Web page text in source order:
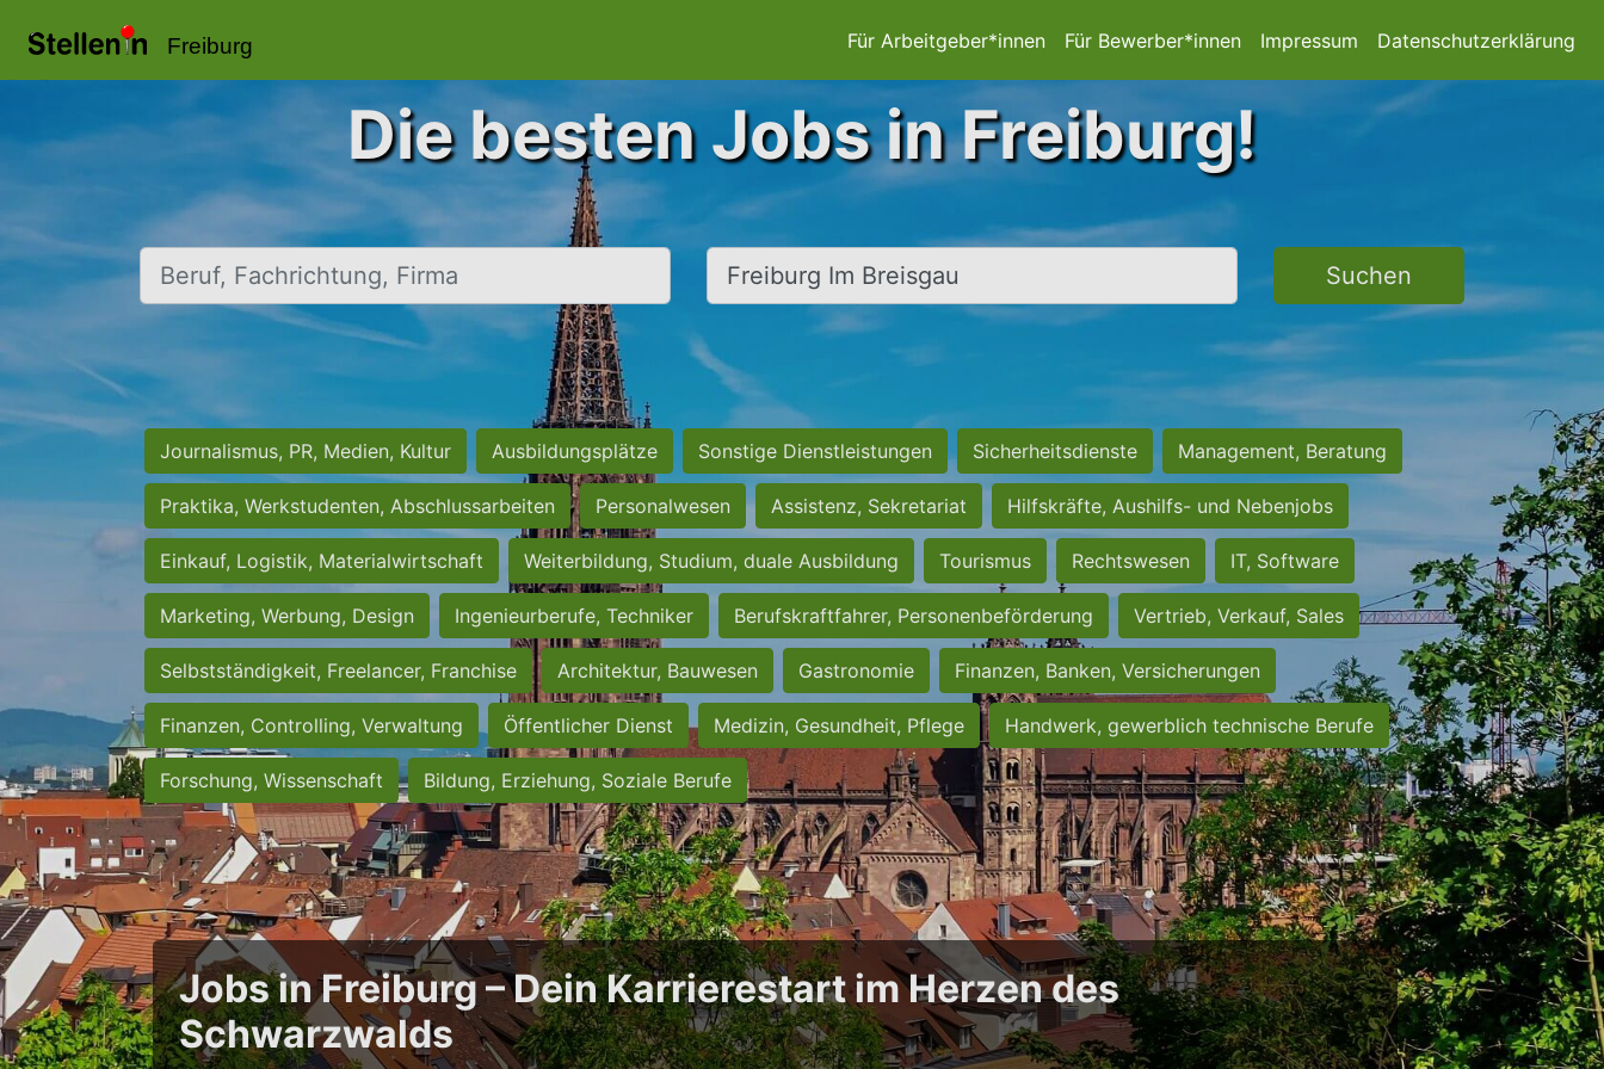
Freiburg Für Arbeitgeber*innen Für Bewerber*innen Impressum Datenschutzerklärung
Die besten Jobs in Freiburg!
Beruf, Fachrichtung, Firma Ort, Stadt Suchen
Journalismus, PR, Medien, Kultur Ausbildungsplätze Sonstige Dienstleistungen Sicherheitsdienste Management, Beratung
Praktika, Werkstudenten, Abschlussarbeiten Personalwesen Assistenz, Sekretariat Hilfskräfte, Aushilfs- und Nebenjobs
Einkauf, Logistik, Materialwirtschaft Weiterbildung, Studium, duale Ausbildung Tourismus Rechtswesen IT, Software
Marketing, Werbung, Design Ingenieurberufe, Techniker Berufskraftfahrer, Personenbeförderung Vertrieb, Verkauf, Sales
Selbstständigkeit, Freelancer, Franchise Architektur, Bauwesen Gastronomie Finanzen, Banken, Versicherungen
Finanzen, Controlling, Verwaltung Öffentlicher Dienst Medizin, Gesundheit, Pflege Handwerk, gewerblich technische Berufe
Forschung, Wissenschaft Bildung, Erziehung, Soziale Berufe
Jobs in Freiburg – Dein Karrierestart im Herzen des
Schwarzwalds